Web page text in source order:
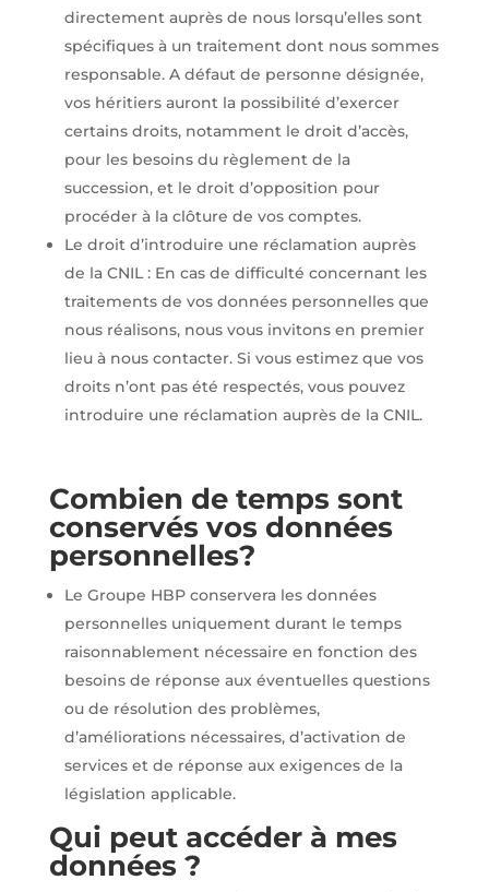
directement auprès de nous lorsqu’elles sont
spécifiques à un traitement dont nous sommes
responsable. A défaut de personne désignée,
vos héritiers auront la possibilité d’exercer
certains droits, notamment le droit d’accès,
pour les besoins du règlement de la
succession, et le droit d’opposition pour
procéder à la clôture de vos comptes.
Le droit d’introduire une réclamation auprès
de la CNIL : En cas de difficulté concernant les
traitements de vos données personnelles que
nous réalisons, nous vous invitons en premier
lieu à nous contacter. Si vous estimez que vos
droits n’ont pas été respectés, vous pouvez
introduire une réclamation auprès de la CNIL.
Combien de temps sont
conservés vos données
personnelles?
Le Groupe HBP conservera les données
personnelles uniquement durant le temps
raisonnablement nécessaire en fonction des
besoins de réponse aux éventuelles questions
ou de résolution des problèmes,
d’améliorations nécessaires, d’activation de
services et de réponse aux exigences de la
législation applicable.
Qui peut accéder à mes
données ?